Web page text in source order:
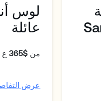
لوس
عائلة
من $365 ع
عرض